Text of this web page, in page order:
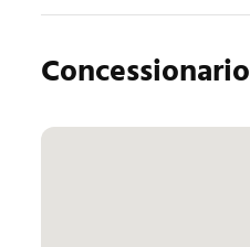
Concessionario